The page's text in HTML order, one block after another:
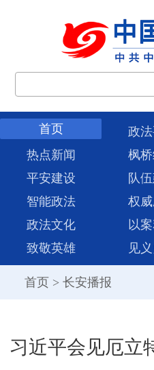
首页 政
热点新闻
枫
平安建设
队
智能政法
权
政法文化
以
致敬英雄
见
首页 > 长安播报
习近平会见厄立